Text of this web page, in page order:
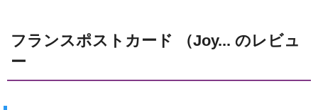
フランスポストカード （Joy... のレビュ
ー